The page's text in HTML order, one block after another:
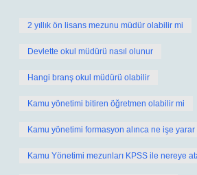
2 yıllık ön lisans mezunu müdür olabilir mi
Devlette okul müdürü nasıl olunur
Hangi branş okul müdürü olabilir
Kamu yönetimi bitiren öğretmen olabilir mi
Kamu yönetimi formasyon alınca ne işe yarar
Kamu Yönetimi mezunları KPSS ile nereye